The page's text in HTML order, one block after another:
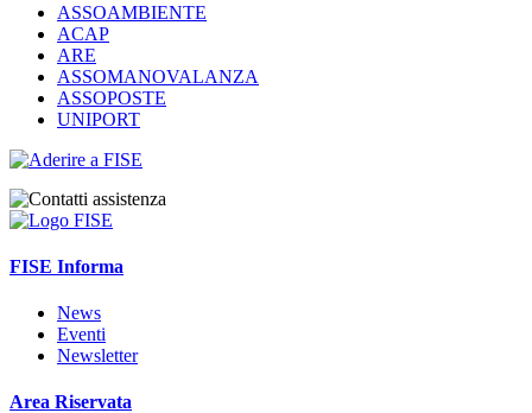
ASSOAMBIENTE
ACAP
ARE
ASSOMANOVALANZA
ASSOPOSTE
UNIPORT
FISE Informa
News
Eventi
Newsletter
Area Riservata